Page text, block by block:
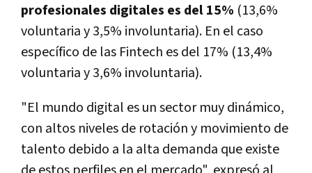
profesionales digitales es del 15% (13,6%
voluntaria y 3,5% involuntaria). En el caso
específico de las Fintech es del 17% (13,4%
voluntaria y 3,6% involuntaria).
"El mundo digital es un sector muy dinámico,
con altos niveles de rotación y movimiento de
talento debido a la alta demanda que existe